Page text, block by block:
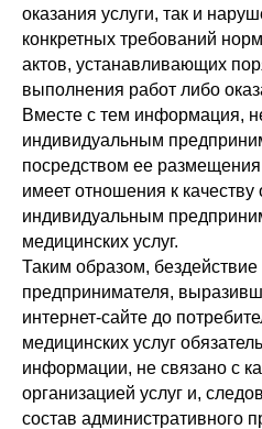
оказания услуги, так и
конкретных требований
актов, устанавливающих
выполнения работ либо
Вместе с тем информация,
индивидуальным
посредством ее размещения
имеет отношения к
индивидуальным
медицинских услуг.
Таким образом,
предпринимателя,
интернет-сайте до
медицинских услуг
информации, не связано с
организацией услуг и,
состав административного